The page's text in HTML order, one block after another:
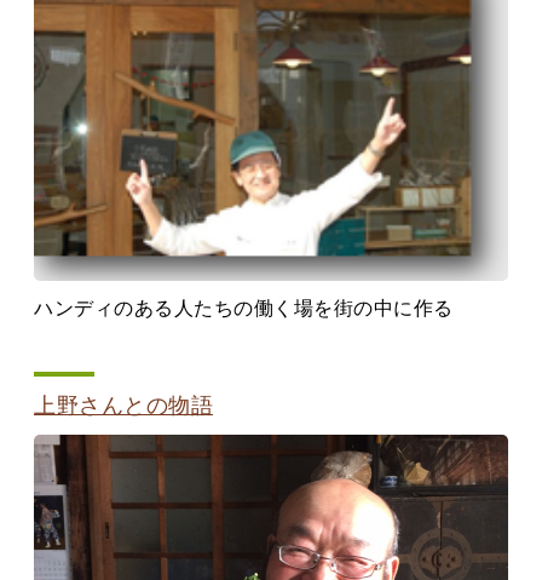
ハンディのある人たちの働く場を街の中に作る
上野さんとの物語